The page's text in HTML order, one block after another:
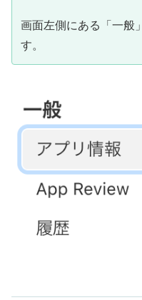
画面左側にある「一般
す。